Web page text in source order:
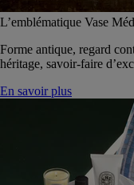
L’emblématique Vase
Forme antique, regard
héritage, savoir-faire
En savoir plus